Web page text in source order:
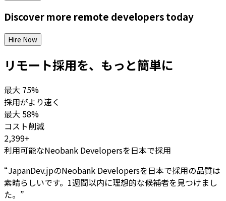
Discover more remote developerstoday
Hire Now
リモート採用を、もっと簡単に
最大 75%
採用がより速く
最大 58%
コスト削減
2,399+
利用可能なNeobank Developersを日本で採用
“JapanDev.jpのNeobank Developersを日本で採用の品質は
素晴らしいです。1週間以内に理想的な候補者を見つけまし
た。 ”